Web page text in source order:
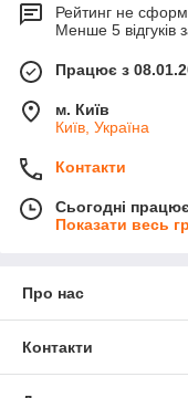
Рейтинг не
Менше 5 відгуків
Працює з
м. Київ
Київ, Україна
Контакти
Сьогодні
Показати весь
Про нас
Контакти